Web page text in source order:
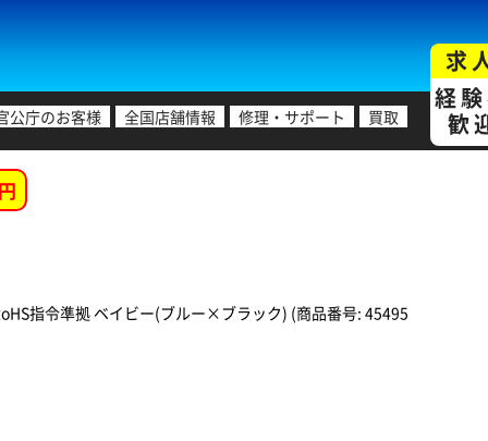
公庁のお客様 全国店舗情報 修理・サポート 買取
求
経
歓
指令準拠 ベイビー(ブルー×ブラック) (商品番号: 45495